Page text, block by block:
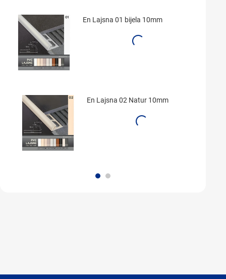
En Lajsna 01 bijela 10mm
En Lajsna 02 Natur 10mm